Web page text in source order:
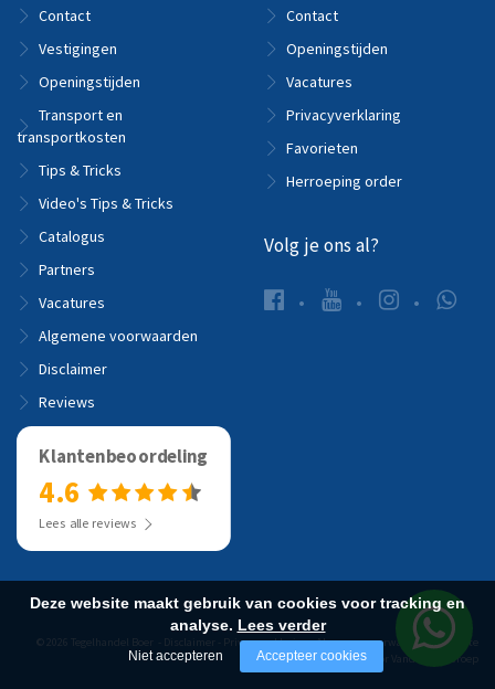
Contact
Vestigingen
Openingstijden
Transport en
transportkosten
Tips & Tricks
Video's Tips & Tricks
Catalogus
Partners
Vacatures
Algemene voorwaarden
Disclaimer
Reviews
Contact
Openingstijden
Vacatures
Privacyverklaring
Favorieten
Herroeping order
Volg je ons al?
Klantenbeoordeling
4.6
Lees alle reviews
© 2026 Tegelhandel Boer - Privacyverklaring-Algemene voorwaarden-Website
realisatie door Vanderperk Groep
Deze website maakt gebruik van cookies voor tracking en
analyse. Lees verder
Niet accepteren Accepteer cookies